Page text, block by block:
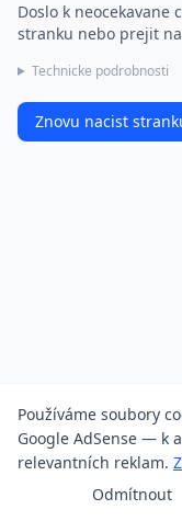
Doslo k neocekavane
stranku nebo prejit
Technicke podrobnosti
Znovu nacist
Používáme soubory
Google AdSense — k
relevantních reklam.
Odmítnout